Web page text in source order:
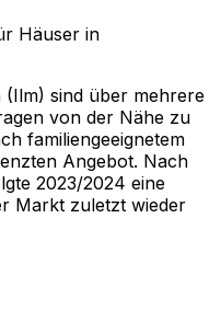
Häuser in
sind über mehrere
von der Nähe zu
familiengeeignetem
Angebot. Nach
2023/2024 eine
Markt zuletzt wieder